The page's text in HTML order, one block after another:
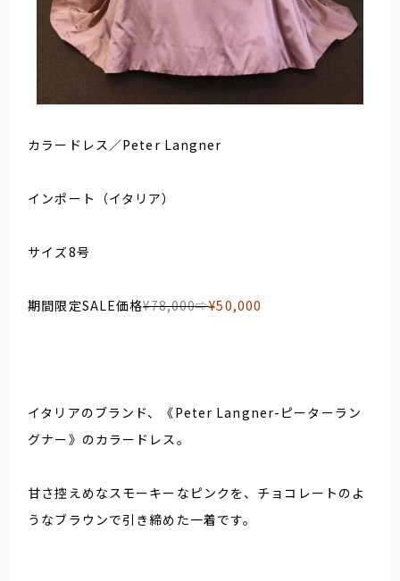
カラードレス／Peter Langner
インポート（イタリア）
サイズ8号
期間限定SALE価格¥78,000⇨¥50,000
イタリアのブランド、《Peter Langner-ピーターラン
グナー》のカラードレス。
甘さ控えめなスモーキーなピンクを、チョコレートのよ
うなブラウンで引き締めた一着です。